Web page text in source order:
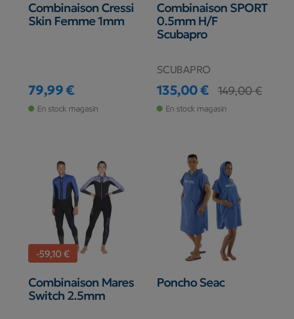
Combinaison Cressi
Skin Femme 1mm
Prix
79,99 €
En stock magasin
Combinaison SPORT
0.5mm H/F
Scubapro
SCUBAPRO
Prix
135,00 €
Prix de base
149,00 €
En stock magasin
-59,10 €
Combinaison Mares
Switch 2.5mm
Poncho Seac